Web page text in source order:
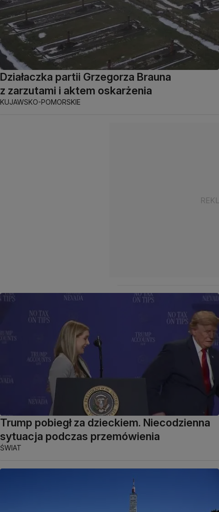
Działaczka partii Grzegorza Brauna
z zarzutami i aktem oskarżenia
KUJAWSKO-POMORSKIE
Trump pobiegł za dzieckiem. Niecodzienna
sytuacja podczas przemówienia
ŚWIAT